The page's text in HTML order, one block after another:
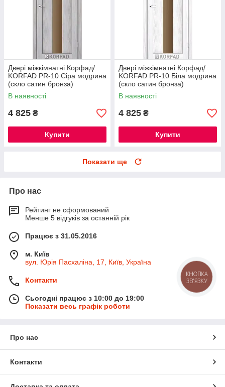
Двері міжкімнатні Корфад/
KORFAD PR-10 Сіра модрина
(скло сатин бронза)
В наявності
4 825 ₴
Купити
Двері міжкімнатні Корфад/
KORFAD PR-10 Біла модрина
(скло сатин бронза)
В наявності
4 825 ₴
Купити
Показати ще
Про нас
Рейтинг не сформований
Менше 5 відгуків за останній рік
Працює з 31.05.2016
м. Київ
вул. Юрія Пасхаліна, 17, Київ, Україна
Контакти
Сьогодні працює з 10:00 до 19:00
Показати весь графік роботи
Про нас
Контакти
КНОПКА
ЗВ'ЯЗКУ